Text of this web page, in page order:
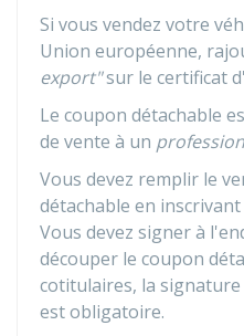
Si vous vendez votre
Union européenne,
export"sur le certificat
Le coupon détachable
de vente à un
Vous devez remplir le
détachable en
Vous devez signer à
découper le coupon
cotitulaires, la
est obligatoire.